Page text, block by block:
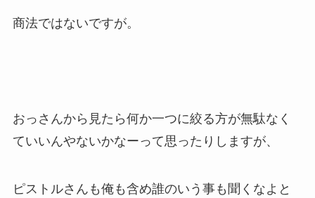
商法ではないですが。
おっさんから見たら何か一つに絞る方が無駄なく
ていいんやないかなーって思ったりしますが、
ピストルさんも俺も含め誰のいう事も聞くなよと